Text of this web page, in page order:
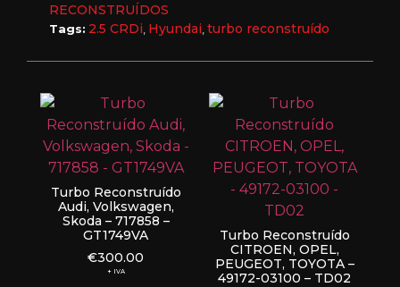
RECONSTRUÍDOS
Tags: 2.5 CRDi Hyundai turbo reconstruído
Turbo Reconstruído
Audi, Volkswagen,
Skoda – 717858 –
GT1749VA
€300.00
+ IVA
Turbo Reconstruído
CITROEN, OPEL,
PEUGEOT, TOYOTA –
49172-03100 – TD02